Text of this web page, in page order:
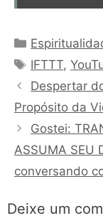
Categorias
Tags
IFTTT,
Despertar
Propósito da
Gostei:
ASSUMA SEU
conversando
Deixe um